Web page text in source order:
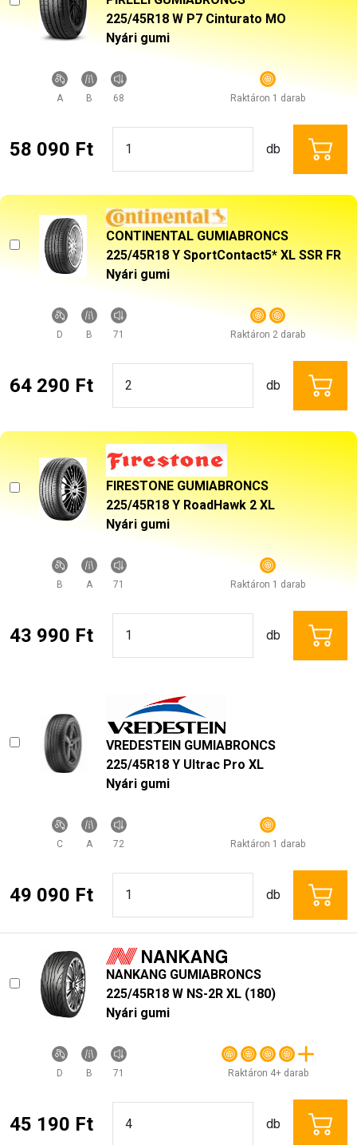
225/45R18 W P7 Cinturato MO
Nyári gumi
A B 68 Raktáron 1 darab
58 090 Ft db
CONTINENTAL GUMIABRONCS
225/45R18 Y SportContact5* XL SSR FR
Nyári gumi
D B 71 Raktáron 2 darab
64 290 Ft db
FIRESTONE GUMIABRONCS
225/45R18 Y RoadHawk 2 XL
Nyári gumi
B A 71 Raktáron 1 darab
43 990 Ft db
VREDESTEIN GUMIABRONCS
225/45R18 Y Ultrac Pro XL
Nyári gumi
C A 72 Raktáron 1 darab
49 090 Ft db
NANKANG GUMIABRONCS
225/45R18 W NS-2R XL (180)
Nyári gumi
D B 71 Raktáron 4+ darab
45 190 Ft db